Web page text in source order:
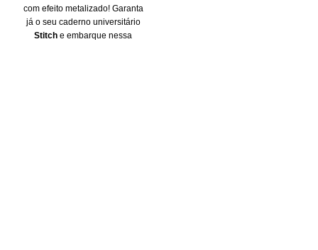
com efeito metalizado! Garanta
já o seu caderno universitário
Stitch e embarque nessa